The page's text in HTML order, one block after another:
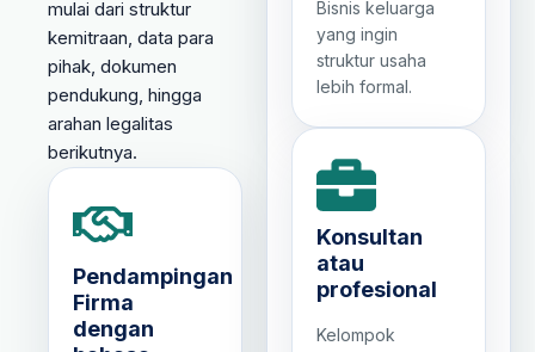
mulai dari struktur
kemitraan, data para
pihak, dokumen
pendukung, hingga
arahan legalitas
berikutnya.
Pendampingan
Firma
dengan
Bisnis keluarga
yang ingin
struktur usaha
lebih formal.
Konsultan
atau
profesional
Kelompok